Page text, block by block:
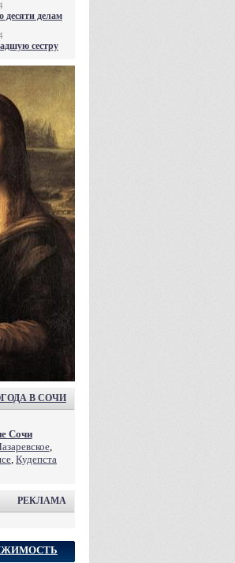
десяти делам
сестру
В СОЧИ
Сочи
,
, Кудепста
РЕКЛАМА